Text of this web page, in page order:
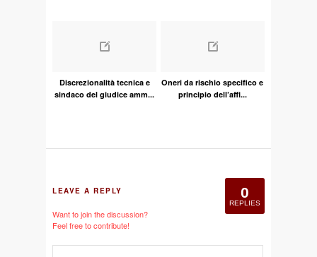
Discrezionalità tecnica e
sindaco del giudice amm...
Oneri da rischio specifico e
principio dell’affi...
0
REPLIES
LEAVE A REPLY
Want to join the discussion?
Feel free to contribute!